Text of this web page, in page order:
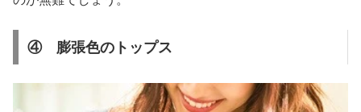
④ 膨張色のトップス